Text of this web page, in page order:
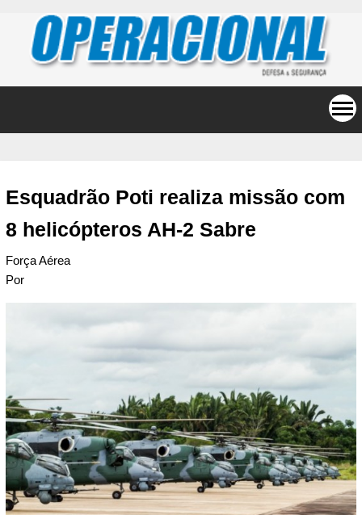
Esquadrão Poti realiza missão com
8 helicópteros AH-2 Sabre
Força Aérea
Por